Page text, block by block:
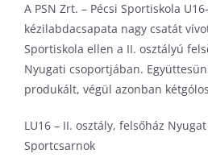
Pécs Városi Lőtér
Pump track pálya
Tornacsarnok
Kerékpár
Labdarúgás
Lövészet
Szinkronúszás
Torna
Szinkronkorcsolya
Technikai sportok
Tenisz
A PSN Zrt. – Pécsi Sportiskola
kézilabdacsapata nagy csatát
Sportiskola ellen a II. osztályú
Nyugati csoportjában.
produkált, végül azonban
LU16 – II. osztály, felsőház
Sportcsarnok